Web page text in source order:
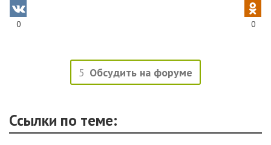
0 0
5 Обсудить на форуме
Ссылки по теме: